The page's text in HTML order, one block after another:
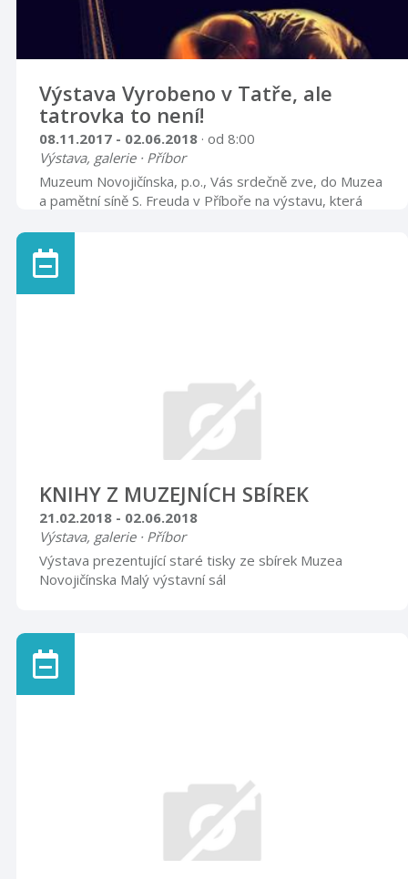
Výstava Vyrobeno v Tatře, ale
tatrovka to není!
08.11.2017 - 02.06.2018 · od 8:00
Výstava, galerie · Příbor
Muzeum Novojičínska, p.o., Vás srdečně zve, do Muzea
a pamětní síně S. Freuda v Příboře na výstavu, která
rozmanitý soubor artefaktů zhotovených v pracovní
době nezávisle na pracovních úkolech pro vlastní
potřebu či pro určitý okruh přátel a známých. Tímto
KNIHY Z MUZEJNÍCH SBÍREK
21.02.2018 - 02.06.2018
Výstava, galerie · Příbor
Výstava prezentující staré tisky ze sbírek Muzea
Novojičínska Malý výstavní sál